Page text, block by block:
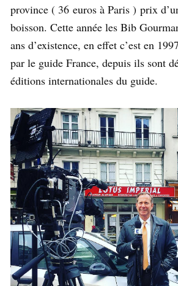
province ( 36 euros à Paris ) prix
boisson. Cette année les Bib
ans d’existence, en effet c’est en
par le guide France, depuis ils sont
éditions internationales du guide.